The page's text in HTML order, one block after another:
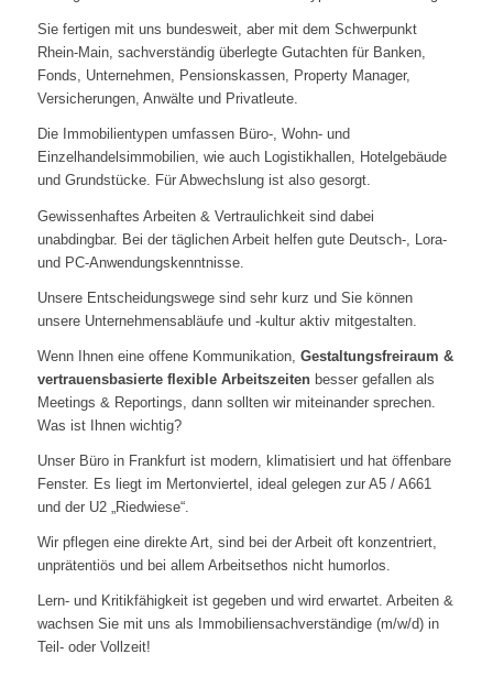
Sie fertigen mit uns bundesweit, aber mit dem Schwerpunkt
Rhein-Main, sach­verständig überlegte Gutachten für Banken,
Fonds, Unternehmen, Pensions­kassen, Property Manager,
Versicherungen, Anwälte und Privatleute.
Die Immobilientypen umfassen Büro-, Wohn- und
Einzelhandelsimmobilien, wie auch Logistikhallen, Hotelgebäude
und Grundstücke. Für Abwechslung ist also gesorgt.
Gewissenhaftes Arbeiten & Vertraulichkeit sind dabei
unabdingbar. Bei der täglichen Arbeit helfen gute Deutsch-, Lora-
und PC-Anwendungs­kenntnisse.
Unsere Entscheidungswege sind sehr kurz und Sie können
unsere Unternehmensabläufe und -kultur aktiv mitgestalten.
Wenn Ihnen eine offene Kommunikation, Gestaltungsfreiraum &
vertrauensbasierte flexible Arbeitszeitenbesser gefallen als
Meetings & Reportings, dann sollten wir miteinander sprechen.
Was ist Ihnen wichtig?
Unser Büro in Frankfurt ist modern, klimatisiert und hat öffenbare
Fenster. Es liegt im Mertonviertel, ideal gelegen zur A5 / A661
und der U2 „Riedwiese“.
Wir pflegen eine direkte Art, sind bei der Arbeit oft konzentriert,
unprätentiös und bei allem Arbeitsethos nicht humorlos.
Lern- und Kritikfähigkeit ist gegeben und wird erwartet. Arbeiten &
wachsen Sie mit uns als Immobilien­sachverständige (m/w/d) in
Teil- oder Vollzeit!